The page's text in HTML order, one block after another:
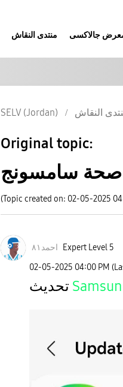
منتدى النقاش جالاكسى
SELV (Jordan) النقاش
Original topic:
سامسونج
(Topic created on: 02-05-2025
احمد٨١ Expert Level 5
‎02-05-2025 04:00 PM